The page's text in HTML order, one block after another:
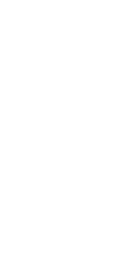
aguanta la